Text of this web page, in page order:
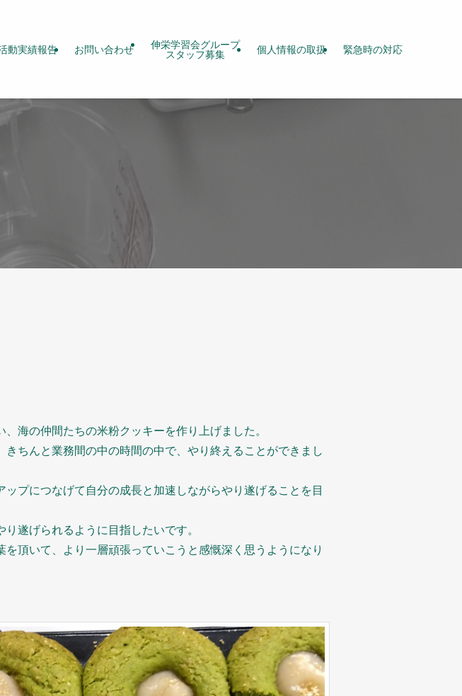
動実績報告 お問い合わせ
伸栄学習会グループ
スタッフ募集
個人情報の取扱 緊急時の対応
海の仲間たちの米粉クッキーを作り上げました。
ちんと業務間の中の時間の中で、やり終えることができまし
プにつなげて自分の成長と加速しながらやり遂げることを目
遂げられるように目指したいです。
頂いて、より一層頑張っていこうと感慨深く思うようになり